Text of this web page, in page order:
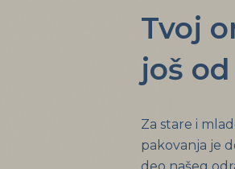
Tvoj
još
Za stare i
pakovanja je